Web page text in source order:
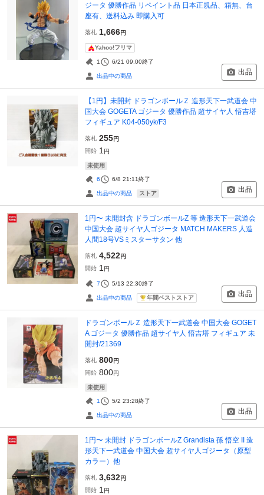
ジータ 優勝作品 リペイント品 日本正規品、箱無、台
座有、送料込み 即購入可
落札 1,666円
Yahoo!フリマ
1 6/21 09:00終了
出品中の商品 出品
【1円】未開封 ドラゴンボールＺ 造形天下一武道会 中
国大会 GOGETA ゴジータ 優勝作品 超サイヤ人 悟吉塔
フィギュア K04-050yk/F3
落札 255円
開始 1 円
未使用
6 6/8 21:11終了
出品中の商品 ストア 出品
1円〜 未開封含 ドラゴンボールZ 等 造形天下一武道会
中国大会 超サイヤ人ゴジータ MATCH MAKERS 人造
人間18号VSミスターサタン 他
落札 4,522円
開始 1 円
7 5/13 22:30終了
出品中の商品 年間ベストストア 出品
ドラゴンボールＺ 造形天下一武道会 中国大会 GOGET
A ゴジータ 優勝作品 超サイヤ人 悟吉塔 フィギュア 未
開封/21369
落札 800円
開始 800円
未使用
1 5/2 23:28終了
出品中の商品 出品
1円〜 未開封 ドラゴンボールZ Grandista 孫 悟空 II 造
形天下一武道会 中国大会 超サイヤ人ゴジータ（原型
カラー）他
落札 3,632円
開始 1 円